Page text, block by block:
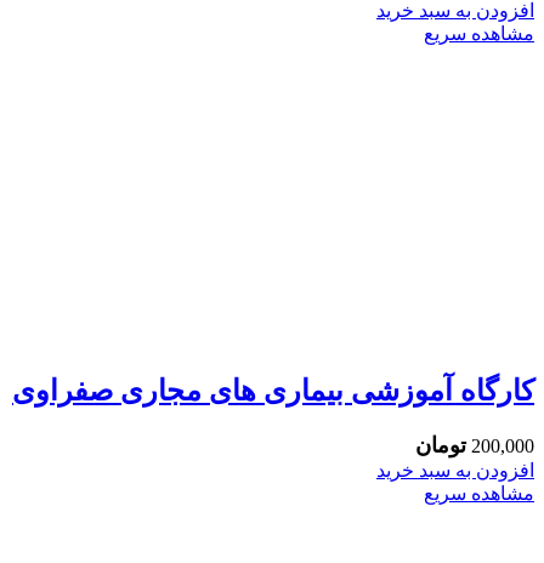
افزودن به سبد خرید
مشاهده سریع
کارگاه آموزشی بیماری های مجاری صفراوی
200,000 تومان
افزودن به سبد خرید
مشاهده سریع